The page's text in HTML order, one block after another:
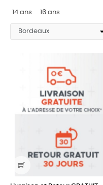
14 ans 16 ans